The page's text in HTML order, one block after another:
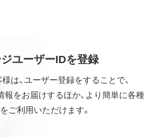
ユーザーIDを登録
は、ユーザー登録をすることで、
をお届けするほか、より簡単に各種
ご利用いただけます。